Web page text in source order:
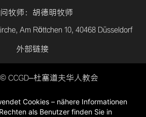
牧师：胡德明牧师
Am Röttchen 10, 40468 Düsseldorf
外部链接
© CCGD–杜塞道夫华人教会
隐私政策
Cookies – nähere Informationen
als Benutzer finden Sie in